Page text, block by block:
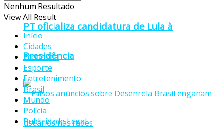
PT oficializa candidatura de Lula à
Presidência
Nenhum Resultado
View All Result
Início
Cidades
Economia
Esporte
Entretenimento
Brasil
Mundo
Polícia
Publicidade Legal